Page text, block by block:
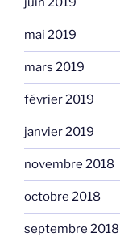
mai 2019
mars 2019
février 2019
janvier 2019
novembre 2018
octobre 2018
septembre 2018